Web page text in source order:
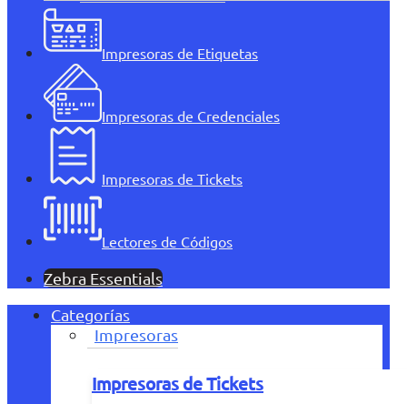
Impresoras de Etiquetas
Impresoras de Credenciales
Impresoras de Tickets
Lectores de Códigos
Zebra Essentials
Categorías
Impresoras
Impresoras de Tickets